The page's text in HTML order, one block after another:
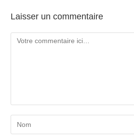
Laisser un commentaire
Comment
your